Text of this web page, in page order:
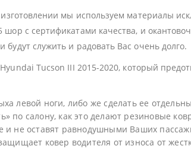
мы используем материалы
с сертификатами качества, и
служить и радовать Вас очень долго.
Tucson III 2015-2020, который
левой ноги, либо же сделать ее
по салону, как это делают резиновые
и не оставят равнодушными Ваших
ковер водителя от износа от